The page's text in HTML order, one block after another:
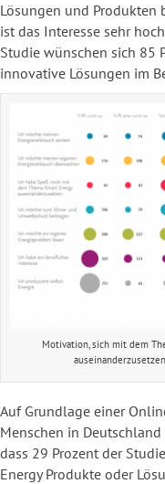
Lösungen und
ist das Interesse sehr
Studie wünschen sich 85
innovative Lösungen im
Motivation, sich mit dem
Auf Grundlage einer
Menschen in
dass 29 Prozent der
Energy Produkte oder